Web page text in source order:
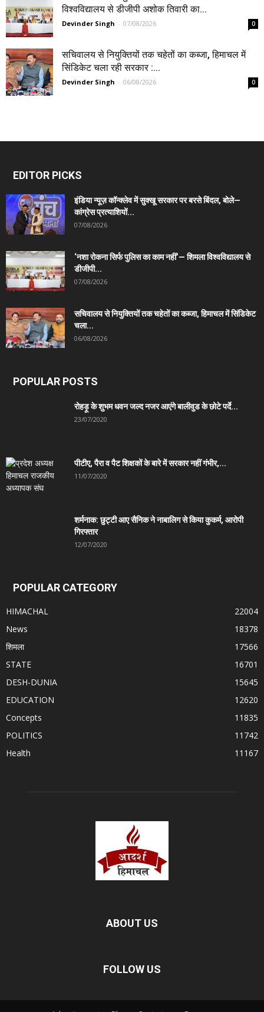
विश्वविद्यालय से डीजीपी अशोक तिवारी का...
Devinder Singh - 07/08/2026 0
सचिवालय से नियुक्तियों तक चहेतों का कब्जा, हिमाचल में
सिंडिकेट चला रही सरकार :...
Devinder Singh - 06/08/2026 0
EDITOR PICKS
इंडिया न्यूज़ कॉन्क्लेव में सुक्खू सरकार पर बरसे बिंदल, बोले—
कांग्रेस प्रत्याशियों...
07/08/2026
‘नशा रोकना सिर्फ पुलिस का काम नहीं’— शिमला विश्वविद्यालय से
डीजीपी...
07/08/2026
सचिवालय से नियुक्तियों तक चहेतों का कब्जा, हिमाचल में सिंडिकेट
चला...
06/08/2026
POPULAR POSTS
रोहड़ू के शुभम धवन जल्द नजर आएंगे बालीवुड के छोटे पर्दे...
23/07/2020
पीटीए, पैरा व पैट शिक्षकों के बारे में सरकार नहीं गंभीर,...
11/07/2020
शर्मनाक: छुट्टी आए सैनिक ने नाबालिग से किया कुकर्म, आरोपी
गिरफ्तार
12/07/2020
POPULAR CATEGORY
HIMACHAL
22004
News
18378
शिमला
17566
STATE
16701
DESH-DUNIA
15645
EDUCATION
12620
Concepts
11835
POLITICS
11742
Health
11167
ABOUT US
FOLLOW US